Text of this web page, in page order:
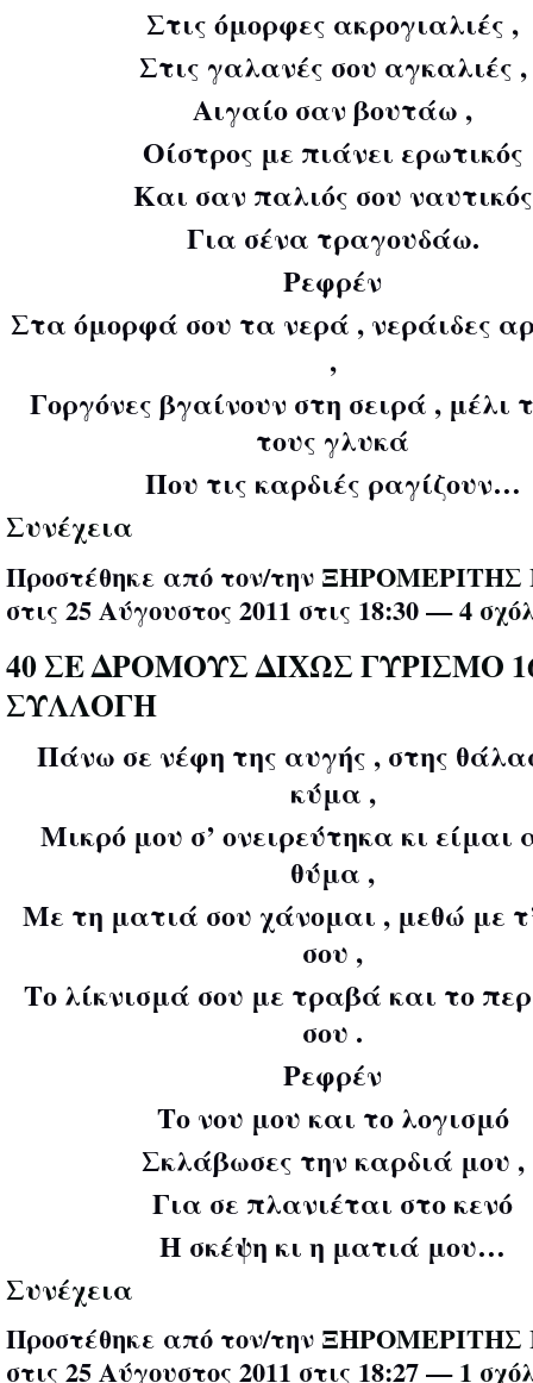
Στις όμορφες ακρογιαλιές ,
Στις γαλανές σου αγκαλιές ,
Αιγαίο σαν βουτάω ,
Οίστρος με πιάνει ερωτικός
Και σαν παλιός σου ναυτικός
Για σένα τραγουδάω.
Ρεφρέν
Στα όμορφά σου τα νερά , νεράιδες
,
Γοργόνες βγαίνουν στη σειρά , μέλι
τους γλυκά
Που τις καρδιές ραγίζουν…
Συνέχεια
Προστέθηκε από τον/την ΞΗΡΟΜΕΡΙΤΗΣ
στις 25 Αύγουστος 2011 στις 18:30 —4
40 ΣΕ ΔΡΟΜΟΥΣ ΔΙΧΩΣ ΓΥΡΙΣΜΟ
ΣΥΛΛΟΓΗ
Πάνω σε νέφη της αυγής , στης
κύμα ,
Μικρό μου σ’ ονειρεύτηκα κι είμαι
θύμα ,
Με τη ματιά σου χάνομαι , μεθώ με
σου ,
Το λίκνισμά σου με τραβά και το
σου .
Ρεφρέν
Το νου μου και το λογισμό
Σκλάβωσες την καρδιά μου ,
Για σε πλανιέται στο κενό
Η σκέψη κι η ματιά μου…
Συνέχεια
Προστέθηκε από τον/την ΞΗΡΟΜΕΡΙΤΗΣ
στις 25 Αύγουστος 2011 στις 18:27 —1